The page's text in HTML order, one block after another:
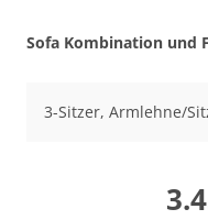
Sofa Kombination und
3-Sitzer, Armlehne/